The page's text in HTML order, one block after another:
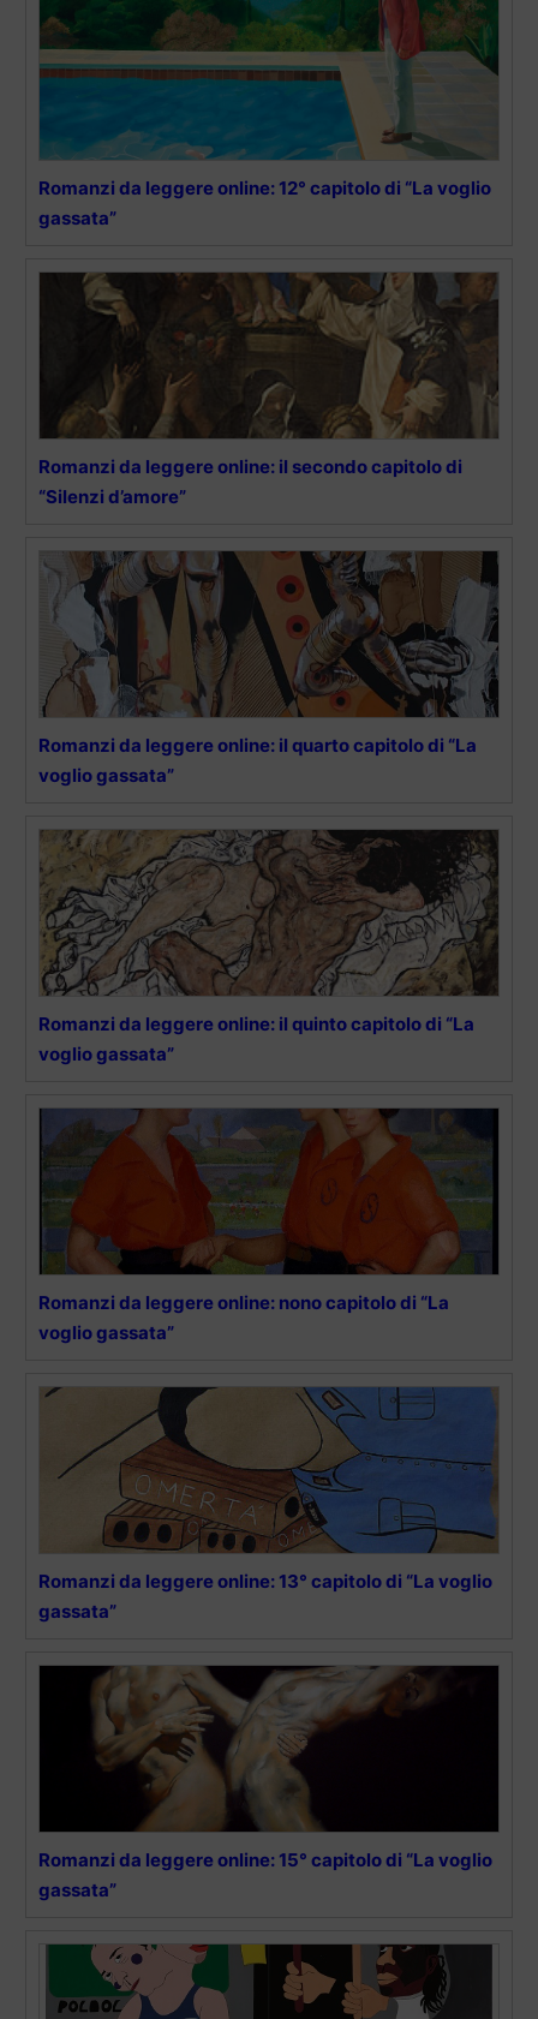
Romanzi da leggere online: 12° capitolo di “La voglio
gassata”
Romanzi da leggere online: il secondo capitolo di
“Silenzi d’amore”
Romanzi da leggere online: il quarto capitolo di “La
voglio gassata”
Romanzi da leggere online: il quinto capitolo di “La
voglio gassata”
Romanzi da leggere online: nono capitolo di “La
voglio gassata”
Romanzi da leggere online: 13° capitolo di “La voglio
gassata”
Romanzi da leggere online: 15° capitolo di “La voglio
gassata”